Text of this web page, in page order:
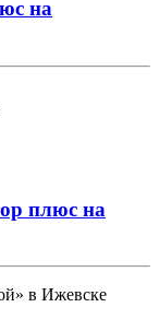
на
плюс на
в Ижевске